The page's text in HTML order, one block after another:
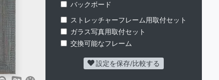
バックボード
ストレッチャーフレーム用取付セット
ガラス写真用取付セット
交換可能なフレーム
設定を保存/比較する